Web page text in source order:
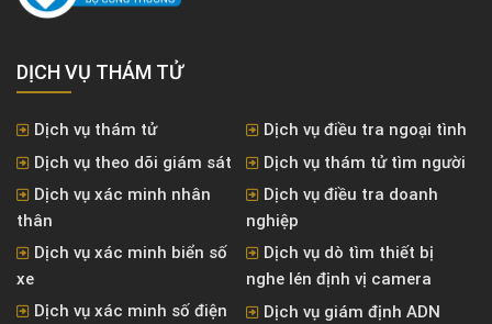
DỊCH VỤ THÁM TỬ
Dịch vụ thám tử
Dịch vụ điều tra ngoại tình
Dịch vụ theo dõi giám sát
Dịch vụ thám tử tìm người
Dịch vụ xác minh nhân
thân
Dịch vụ điều tra doanh
nghiệp
Dịch vụ xác minh biển số
xe
Dịch vụ dò tìm thiết bị
nghe lén định vị camera
Dịch vụ xác minh số điện
Dịch vụ giám định ADN